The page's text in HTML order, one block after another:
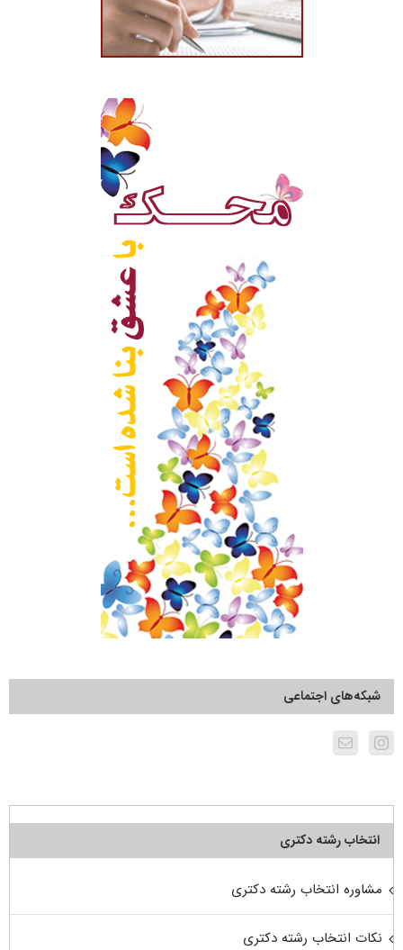
شبکه‌های اجتماعی
انتخاب رشته دکتری
مشاوره انتخاب رشته دکتری
نکات انتخاب رشته دکتری